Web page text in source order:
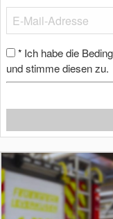
* Ich habe die
und stimme diesen zu.